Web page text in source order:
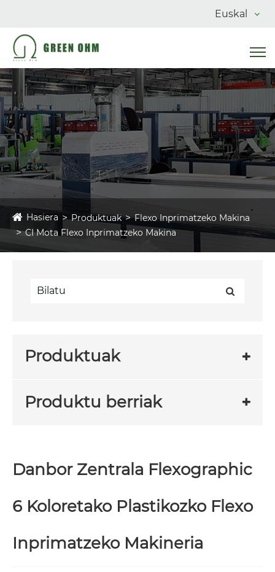
Euskal
Hasiera Produktuak
Flexo Inprimatzeko Makina
CI Mota Flexo Inprimatzeko Makina
Produktuak
Produktu berriak
Danbor Zentrala Flexographic
6 Koloretako Plastikozko Flexo
Inprimatzeko Makineria